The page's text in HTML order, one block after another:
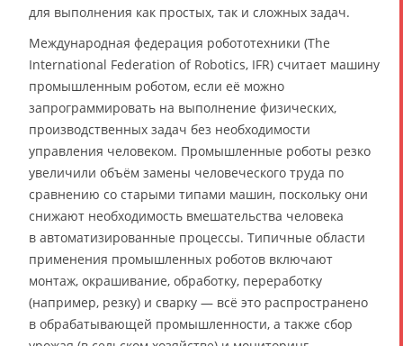
для выполнения как простых, так и сложных задач.
Международная федерация робототехники (The
International Federation of Robotics, IFR) считает машину
промышленным роботом, если её можно
запрограммировать на выполнение физических,
производственных задач без необходимости
управления человеком. Промышленные роботы резко
увеличили объём замены человеческого труда по
сравнению со старыми типами машин, поскольку они
снижают необходимость вмешательства человека
в автоматизированные процессы. Типичные области
применения промышленных роботов включают
монтаж, окрашивание, обработку, переработку
(например, резку) и сварку — всё это распространено
в обрабатывающей промышленности, а также сбор